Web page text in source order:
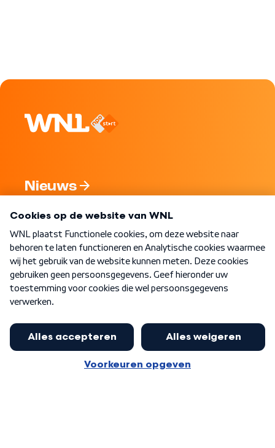
Nieuws
Nieuwsbrief
Word Lid